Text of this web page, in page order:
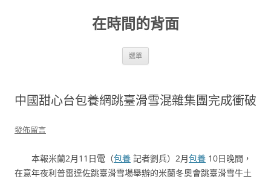
在時間的背面
選單
中國甜心台包養網跳臺滑雪混雜集團完成衝破
發佈留言
本報米蘭2月11日電（包養 記者劉兵）2月包養 10日晚間，
在意年夜利普雷達佐跳臺滑雪場舉辦的米蘭冬奧會跳臺滑雪牛土